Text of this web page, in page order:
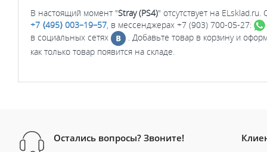
В настоящий момент "Stray (PS4)" отсутствует на
+7 ⟨495⟩ 003–19–57 , в мессенджерах +7 (903) 700-05-27:
в социальных сетях
. Добавьте товар в корзину и
как только товар появится на складе.
Остались вопросы? Звоните!